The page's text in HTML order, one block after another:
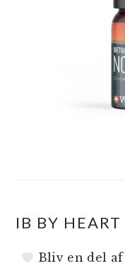
IB BY
Bliv en del